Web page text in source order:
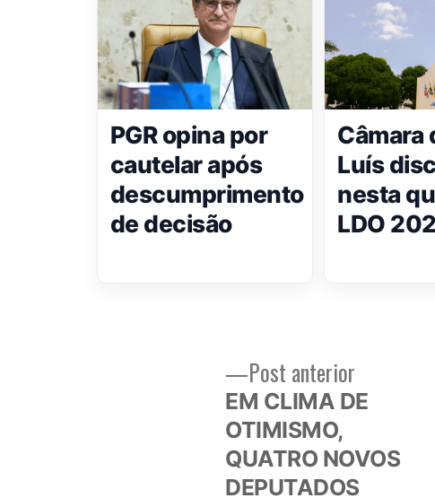
PGR opina por
cautelar após
descumprimento
de decisão
Câmara
Luís
nesta
LDO
Navegação
Post anterior
anterior:
EM CLIMA DE
OTIMISMO,
QUATRO NOVOS
DEPUTADOS